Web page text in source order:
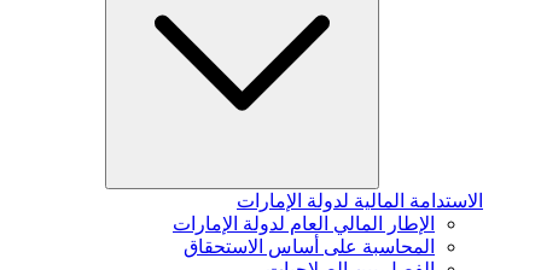
الاستدامة المالية لدولة الإمارات
الإطار المالي العام لدولة الإمارات
المحاسبة على أساس الاستحقاق